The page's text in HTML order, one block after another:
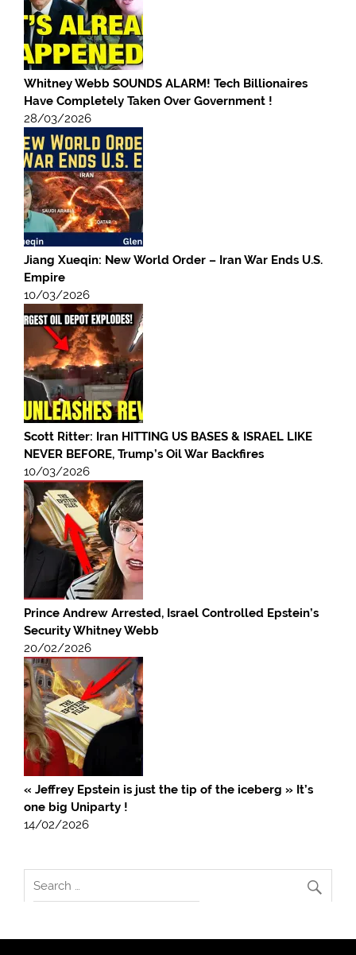
Whitney Webb SOUNDS ALARM! Tech Billionaires
Have Completely Taken Over Government !
28/03/2026
Jiang Xueqin: New World Order – Iran War Ends U.S.
Empire
10/03/2026
Scott Ritter: Iran HITTING US BASES & ISRAEL LIKE
NEVER BEFORE, Trump’s Oil War Backfires
10/03/2026
Prince Andrew Arrested, Israel Controlled Epstein’s
Security Whitney Webb
20/02/2026
« Jeffrey Epstein is just the tip of the iceberg » It’s
one big Uniparty !
14/02/2026